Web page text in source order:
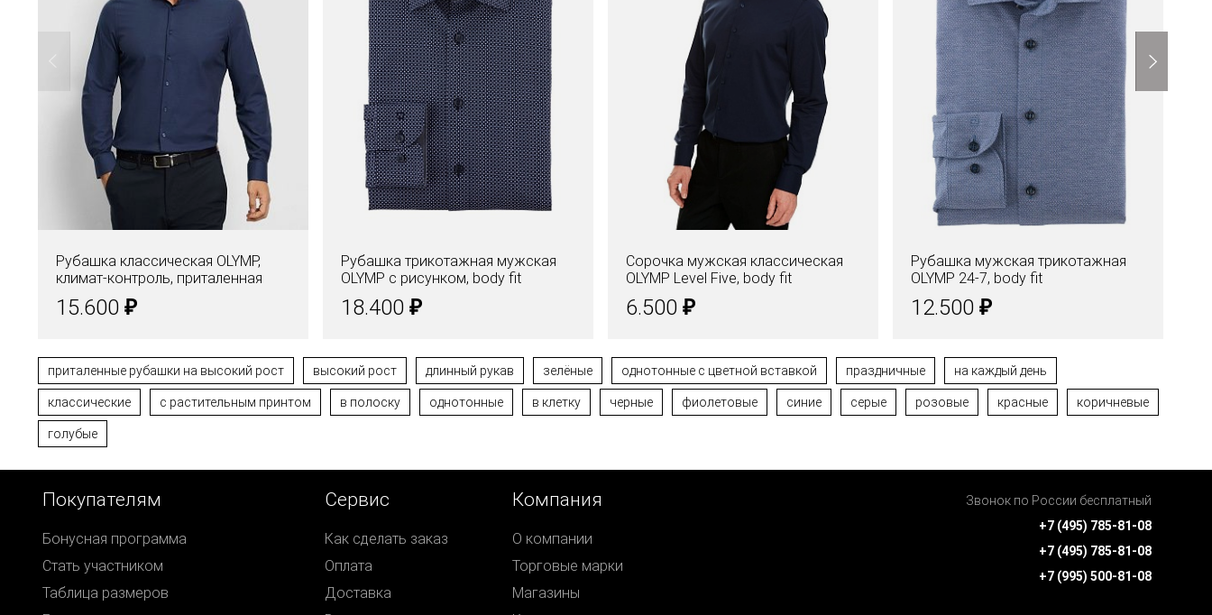
Рубашка классическая OLYMP,
климат-контроль, приталенная
15.600 ₽
Рубашка трикотажная мужская
OLYMP с рисунком, body fit
18.400 ₽
Сорочка мужская классическая
OLYMP Level Five, body fit
6.500 ₽
Рубашка мужская трикотажная
OLYMP 24-7, body fit
12.500 ₽
приталенные рубашки на высокий рост высокий рост длинный рукав зелёные однотонные с цветной вставкой праздничные на каждый день
классические с растительным принтом в полоску однотонные в клетку черные фиолетовые синие серые розовые красные коричневые
голубые
Покупателям
Бонусная программа
Стать участником
Таблица размеров
Сервис
Как сделать заказ
Оплата
Доставка
Компания
О компании
Торговые марки
Магазины
Звонок по России бесплатный
+7 (495) 785-81-08
+7 (495) 785-81-08
+7 (995) 500-81-08